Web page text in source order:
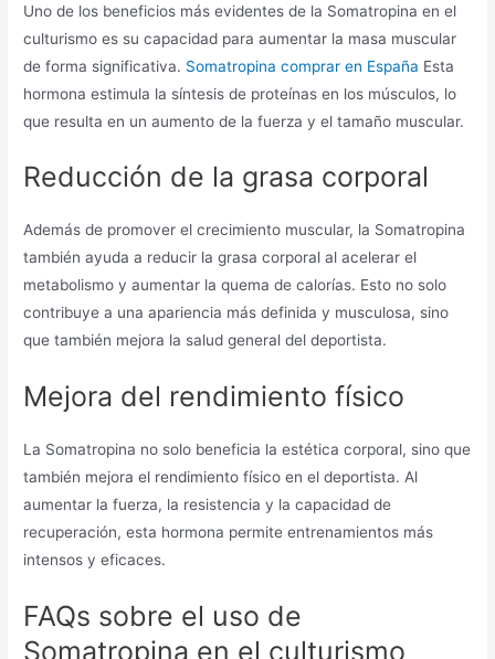
Uno de los beneficios más evidentes de la Somatropina en el
culturismo es su capacidad para aumentar la masa muscular
de forma significativa. Somatropina comprar en España Esta
hormona estimula la síntesis de proteínas en los músculos, lo
que resulta en un aumento de la fuerza y el tamaño muscular.
Reducción de la grasa corporal
Además de promover el crecimiento muscular, la Somatropina
también ayuda a reducir la grasa corporal al acelerar el
metabolismo y aumentar la quema de calorías. Esto no solo
contribuye a una apariencia más definida y musculosa, sino
que también mejora la salud general del deportista.
Mejora del rendimiento físico
La Somatropina no solo beneficia la estética corporal, sino que
también mejora el rendimiento físico en el deportista. Al
aumentar la fuerza, la resistencia y la capacidad de
recuperación, esta hormona permite entrenamientos más
intensos y eficaces.
FAQs sobre el uso de
Somatropina en el culturismo